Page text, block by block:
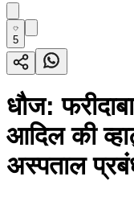
5
धौज:
आदिल की
अस्पताल